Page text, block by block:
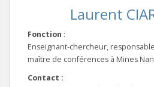
Laurent
Fonction :
Enseignant-chercheur,
maître de conférences à Mines
Contact :